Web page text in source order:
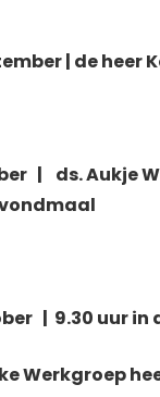
| de heer
| ds. Aukje
| 9.30 uur in
Werkgroep